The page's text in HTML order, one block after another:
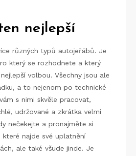
nejlepší
různých typů autojeřábů. Je
který se rozhodnete a který
volbou. Všechny jsou ale
a to nejenom po technické
s nimi skvěle pracovat,
udržované a zkrátka velmi
nečekejte a pronajměte si
najde své uplatnění
ale také všude jinde. Je